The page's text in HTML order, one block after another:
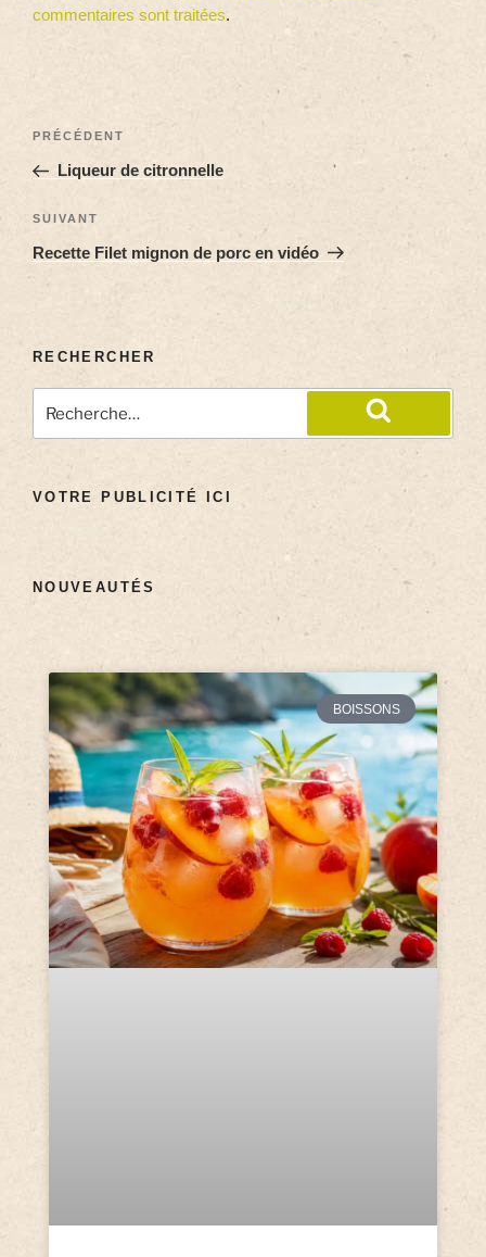
commentaires sont traitées.
PRÉCÉDENT
Liqueur de citronnelle
SUIVANT
Recette Filet mignon de porc en vidéo
RECHERCHER
VOTRE PUBLICITÉ ICI
NOUVEAUTÉS
BOISSONS